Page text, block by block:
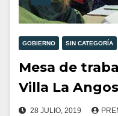
GOBIERNO SIN CATEGORÍA
Mesa de
Villa La
28 JULIO, 2019